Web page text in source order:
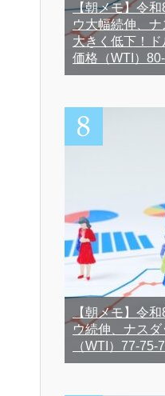
【朝メモ】令和
ウ大幅続伸、
大きく低下！ド
価格（WTI）
【朝メモ】令
ウ続伸、ナス
（WTI）77-75-